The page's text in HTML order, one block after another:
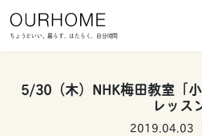
ちょうどいい。暮らす、はたらく、自分時間
5/30（木）NHK梅田教室「
レッス
2019.04.03